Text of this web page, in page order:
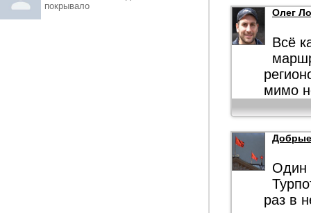
покрывало
Олег
Всё
мимо
Один
раз в